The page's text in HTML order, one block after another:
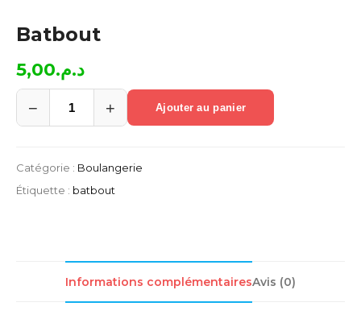
Batbout
د.م.5,00
quantité
de
− + Ajouter au panier
Catégorie : Boulangerie
Étiquette : batbout
Informations complémentairesAvis (0)